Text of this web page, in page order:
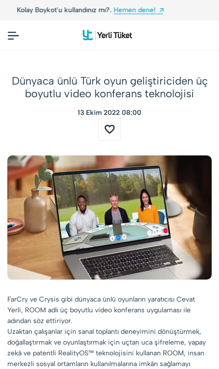
Yerli Tüketiciler, Yerli Markalarla
Dünyaca ünlü Türk oyun geliştiriciden üç
boyutlu video konferans teknolojisi
13 Ekim 2022 08:00
FarCry ve Crysis gibi dünyaca ünlü oyunların yaratıcısı Cevat
Yerli, ROOM adlı üç boyutlu video konferans uygulaması ile
adından söz ettiriyor.
Uzaktan çalışanlar için sanal toplantı deneyimini dönüştürmek,
doğallaştırmak ve oyunlaştırmak için uçtan uca şifreleme, yapay
zekâ ve patentli RealityOS™ teknolojisini kullanan ROOM, insan
merkezli sosyal ortamların kullanılmalarına imkân sağlamayı